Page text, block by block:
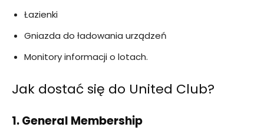
Łazienki
Gniazda do ładowania urządzeń
Monitory informacji o lotach.
Jak dostać się do United Club?
1. General Membership